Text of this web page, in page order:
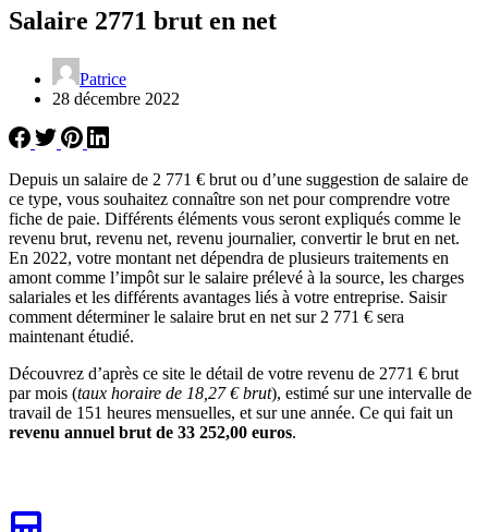
Salaire 2771 brut en net
Patrice
28 décembre 2022
Depuis un salaire de 2 771 € brut ou d’une suggestion de salaire de
ce type, vous souhaitez connaître son net pour comprendre votre
fiche de paie. Différents éléments vous seront expliqués comme le
revenu brut, revenu net, revenu journalier, convertir le brut en net.
En 2022, votre montant net dépendra de plusieurs traitements en
amont comme l’impôt sur le salaire prélevé à la source, les charges
salariales et les différents avantages liés à votre entreprise. Saisir
comment déterminer le salaire brut en net sur 2 771 € sera
maintenant étudié.
Découvrez d’après ce site le détail de votre revenu de 2771 € brut
par mois (taux horaire de 18,27 € brut), estimé sur une intervalle de
travail de 151 heures mensuelles, et sur une année. Ce qui fait un
revenu annuel brut de 33 252,00 euros.